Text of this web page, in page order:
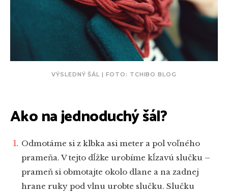
VÝSLEDNÝ ŠÁL | FOTO: TCHIBO BLOG
Ako na jednoduchý šál?
Odmotáme si z klbka asi meter a pol voľného
prameňa. V tejto dĺžke urobíme kĺzavú slučku –
prameň si obmotajte okolo dlane a na zadnej
hrane ruky pod vlnu urobte slučku. Slučku